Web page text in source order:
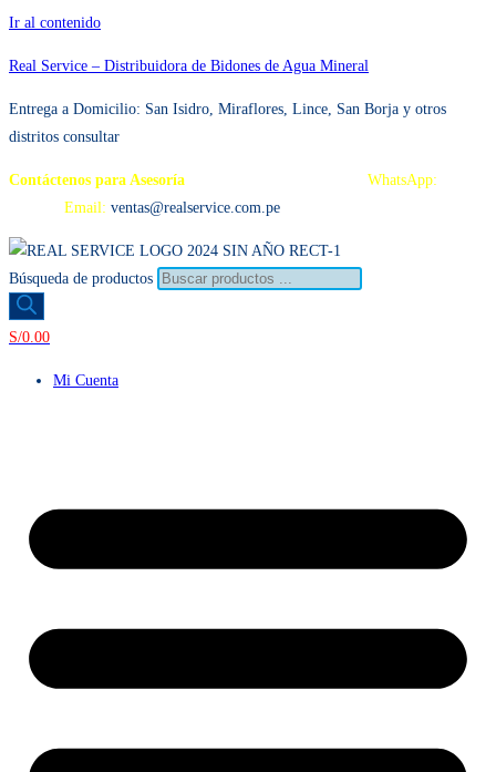
Ir al contenido
Real Service – Distribuidora de Bidones de Agua Mineral
Entrega a Domicilio: San Isidro, Miraflores, Lince, San Borja y otros
distritos consultar
Contáctenos para Asesoría WhatsApp:
Email: ventas@realservice.com.pe
Búsqueda de productos
S/0.00
Mi Cuenta